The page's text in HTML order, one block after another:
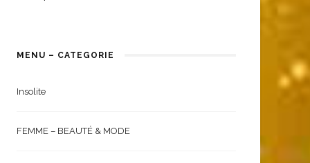
MENU – CATEGORIE
Insolite
FEMME – BEAUTÉ & MODE